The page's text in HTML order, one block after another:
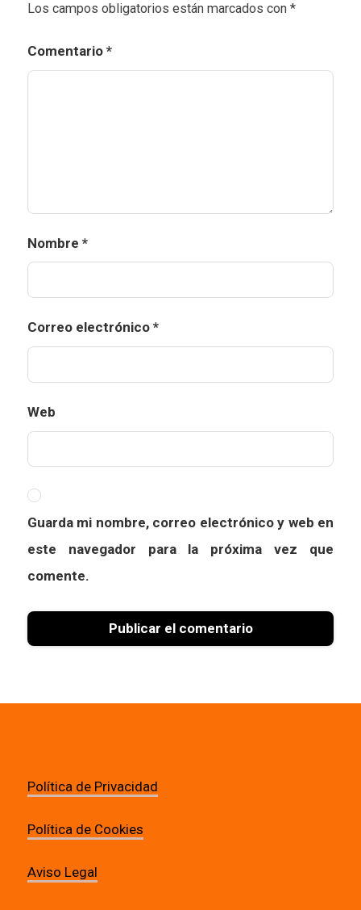
Los campos obligatorios están marcados con *
Comentario *
Nombre *
Correo electrónico *
Web
Guarda mi nombre, correo electrónico y web en
este navegador para la próxima vez que
comente.
Política de Privacidad
Política de Cookies
Aviso Legal